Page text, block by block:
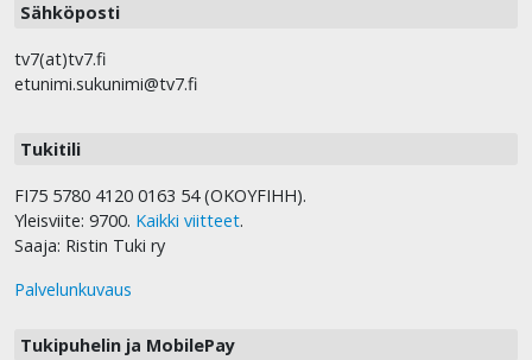
Sähköposti
tv7(at)tv7.fi
etunimi.sukunimi@tv7.fi
Tukitili
FI75 5780 4120 0163 54 (OKOYFIHH).
Yleisviite: 9700. Kaikki viitteet.
Saaja: Ristin Tuki ry
Palvelunkuvaus
Tukipuhelin ja MobilePay